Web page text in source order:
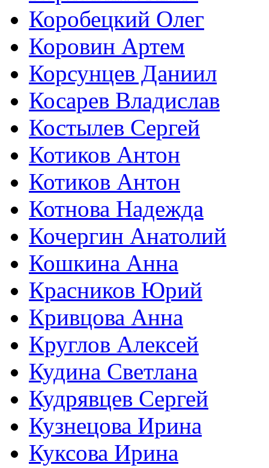
Коробецкий Олег
Коровин Артем
Корсунцев Даниил
Косарев Владислав
Костылев Сергей
Котиков Антон
Котиков Антон
Котнова Надежда
Кочергин Анатолий
Кошкина Анна
Красников Юрий
Кривцова Анна
Круглов Алексей
Кудина Светлана
Кудрявцев Сергей
Кузнецова Ирина
Куксова Ирина